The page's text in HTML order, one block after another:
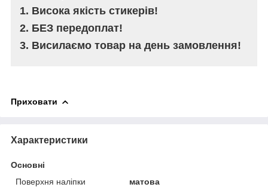
1. Висока якість стикерів!
2. БЕЗ передоплат!
3. Висилаємо товар на день замовлення!
Приховати
Характеристики
Основні
Поверхня наліпки
матова